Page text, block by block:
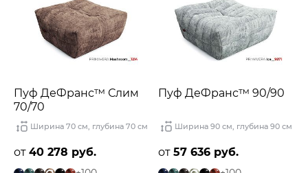
Пуф ДеФранс™️ Слим
70/70
Ширина 70 см, глубина 70 см
от 40 278 руб.
Пуф ДеФранс™️ 90/90
Ширина 90 см, глубина 90 см
от 57 636 руб.